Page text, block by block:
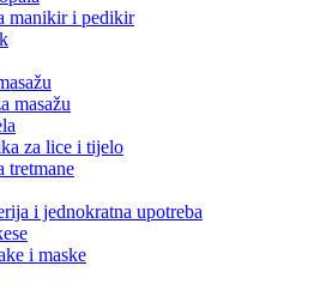
manikir i pedikir
masažu
za lice i tijelo
tretmane
i jednokratna upotreba
i maske